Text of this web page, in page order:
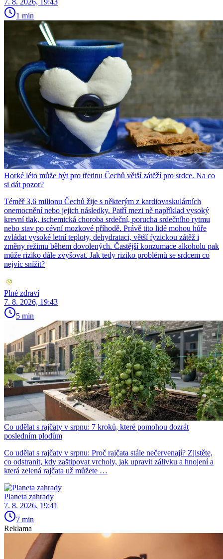
7. 8. 2026, 19:43
1 min
Horké léto může být pro třetinu Čechů větší zátěží pro srdce. Na co
si dát pozor?
Téměř 3,6 milionu Čechů žije s některým z kardiovaskulárních
onemocnění nebo jejich následky. Patří mezi ně například vysoký
krevní tlak, ischemická choroba srdeční, porucha srdečního rytmu
nebo stav po cévní mozkové příhodě. Právě tito lidé mohou hůře
zvládat vysoké letní teploty, dehydrataci, větší fyzickou zátěž i
změny režimu během dovolených. Častější konzumace alkoholu pak
může riziko dále zvyšovat. Jak tedy riziko problémů se srdcem co
nejvíc snížit?
Plné zdraví
7. 8. 2026, 19:43
5 min
Co udělat s rajčaty v srpnu: 7 kroků, které pomohou dozrát
posledním plodům
Co udělat s rajčaty v srpnu: Proč rajčata stále nečervenají? Zjistěte,
co odstranit, kdy zaštipovat vrcholy, jak upravit zálivku a hnojení a
která zelená rajčata už můžete …
Planeta zahrady
7. 8. 2026, 19:41
7 min
Reklama